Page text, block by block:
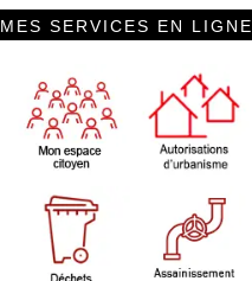
MES SERVICES EN LIGNE